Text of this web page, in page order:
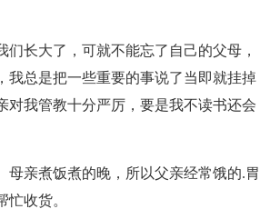
长大了，可就不能忘了自己的父母，
我总是把一些重要的事说了当即就挂掉
对我管教十分严厉，要是我不读书还会
亲煮饭煮的晚，所以父亲经常饿的.胃
收货。